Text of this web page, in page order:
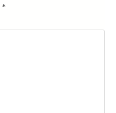
*